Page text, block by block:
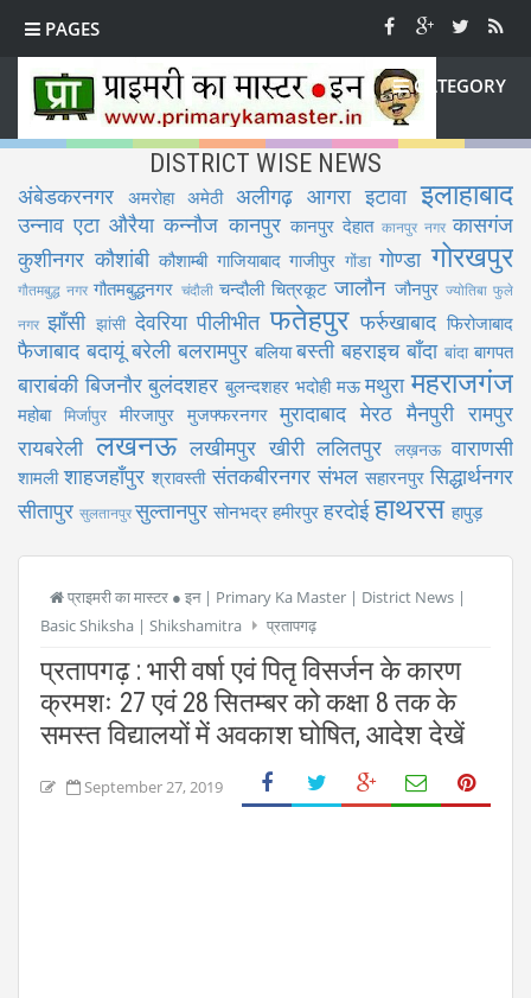
PAGES
CATEGORY
DISTRICT WISE NEWS
अंबेडकरनगर अमरोहा अमेठी अलीगढ़ आगरा इटावा इलाहाबाद
उन्नाव एटा औरैया कन्नौज कानपुर कानपुर देहात कानपुर नगर कासगंज
कुशीनगर कौशांबी कौशाम्बी गाजियाबाद गाजीपुर गोंडा गोण्डा गोरखपुर
गौतमबुद्ध नगर गौतमबुद्धनगर चंदौली चन्दौली चित्रकूट जालौन जौनपुर ज्योतिबा फुले
नगर झाँसी झांसी देवरिया पीलीभीत फतेहपुर फर्रुखाबाद फिरोजाबाद
फैजाबाद बदायूं बरेली बलरामपुर बलिया बस्ती बहराइच बाँदा बांदा बागपत
बाराबंकी बिजनौर बुलंदशहर बुलन्दशहर भदोही मऊ मथुरा महराजगंज
महोबा मिर्जापुर मीरजापुर मुजफ्फरनगर मुरादाबाद मेरठ मैनपुरी रामपुर
रायबरेली लखनऊ लखीमपुर खीरी ललितपुर लख़नऊ वाराणसी
शामली शाहजहाँपुर श्रावस्ती संतकबीरनगर संभल सहारनपुर सिद्धार्थनगर
सीतापुर सुलतानपुरसुल्तानपुर सोनभद्र हमीरपुर हरदोई हाथरस हापुड़
प्राइमरी का मास्टर ● इन | Primary Ka Master | District News |
Basic Shiksha | Shikshamitra
प्रतापगढ़
प्रतापगढ़ : भारी वर्षा एवं पितृ विसर्जन के कारण
क्रमशः 27 एवं 28 सितम्बर को कक्षा 8 तक के
समस्त विद्यालयों में अवकाश घोषित, आदेश देखें
September 27, 2019